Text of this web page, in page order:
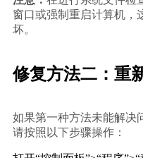
窗口或强制重启计算机，
坏。
修复方法二：重
如果第一种方法未能解决
请按照以下步骤操作：